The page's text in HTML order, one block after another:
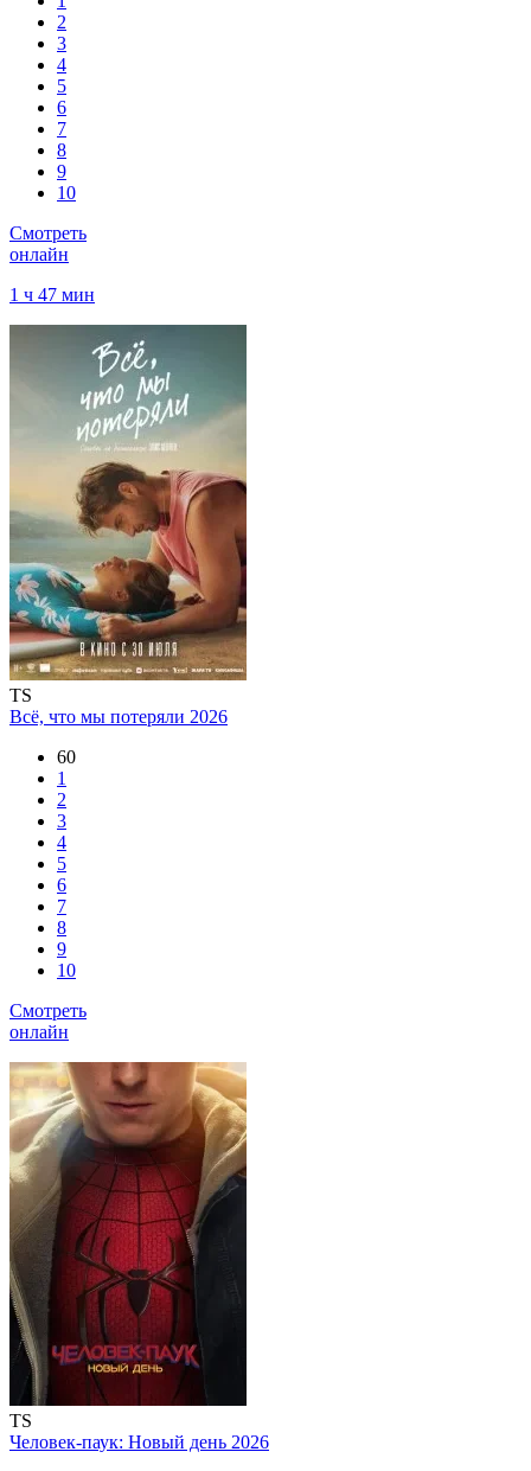
2
3
4
5
6
7
8
9
10
Смотреть
онлайн
1 ч 47 мин
TS
Всё, что мы потеряли 2026
60
1
2
3
4
5
6
7
8
9
10
Смотреть
онлайн
TS
Человек-паук: Новый день 2026